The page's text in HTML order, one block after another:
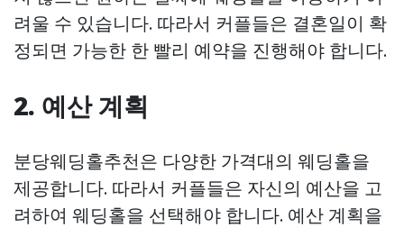
려울 수 있습니다. 따라서 커플들은 결혼일이 확
정되면 가능한 한 빨리 예약을 진행해야 합니다.
2. 예산 계획
분당웨딩홀추천은 다양한 가격대의 웨딩홀을
제공합니다. 따라서 커플들은 자신의 예산을 고
려하여 웨딩홀을 선택해야 합니다. 예산 계획을